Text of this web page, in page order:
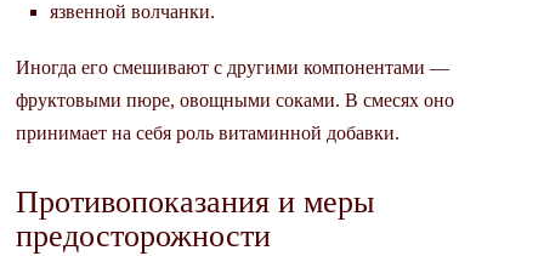
язвенной волчанки.
Иногда его смешивают с другими компонентами —
фруктовыми пюре, овощными соками. В смесях оно
принимает на себя роль витаминной добавки.
Противопоказания и меры
предосторожности